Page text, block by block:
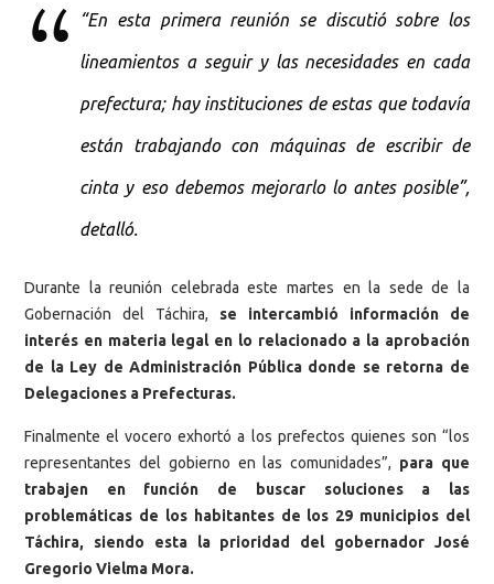
“En esta primera reunión se discutió sobre los
lineamientos a seguir y las necesidades en cada
prefectura; hay instituciones de estas que todavía
están trabajando con máquinas de escribir de
cinta y eso debemos mejorarlo lo antes posible”,
detalló.
Durante la reunión celebrada este martes en la sede de la
Gobernación del Táchira, se intercambió información de
interés en materia legal en lo relacionado a la aprobación
de la Ley de Administración Pública donde se retorna de
Delegaciones a Prefecturas.
Finalmente el vocero exhortó a los prefectos quienes son “los
representantes del gobierno en las comunidades”, para que
trabajen en función de buscar soluciones a las
problemáticas de los habitantes de los 29 municipios del
Táchira, siendo esta la prioridad del gobernador José
Gregorio Vielma Mora.